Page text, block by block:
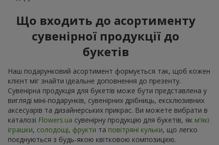
Що входить до асортименту
сувенірної продукції до
букетів
Наш подарунковий асортимент формується так, щоб кожен
клієнт міг знайти ідеальне доповнення до презенту.
Сувенірна продукція для букетів може бути представлена у
вигляді міні-подарунків, сувенірних дрібниць, ексклюзивних
аксесуарів та дизайнерських прикрас. Ви можете вибрати в
каталозі Flowers.ua cувенірну продукцію для букетів, як м’які
іграшки, солодощі, фрукти та повітряні кульки, що легко
поєднуються з будь-якою квітковою композицією.